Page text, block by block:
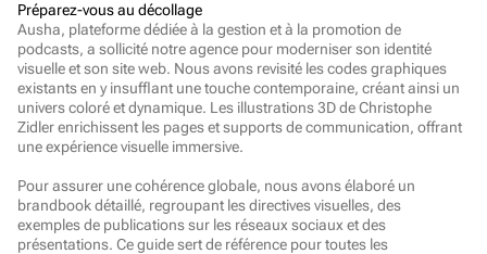
Préparez-vous au décollage
Ausha, plateforme dédiée à la gestion et à la promotion de
podcasts, a sollicité notre agence pour moderniser son identité
visuelle et son site web. Nous avons revisité les codes graphiques
existants en y insufflant une touche contemporaine, créant ainsi un
univers coloré et dynamique. Les illustrations 3D de Christophe
Zidler enrichissent les pages et supports de communication, offrant
une expérience visuelle immersive.
Pour assurer une cohérence globale, nous avons élaboré un
brandbook détaillé, regroupant les directives visuelles, des
exemples de publications sur les réseaux sociaux et des
présentations. Ce guide sert de référence pour toutes les